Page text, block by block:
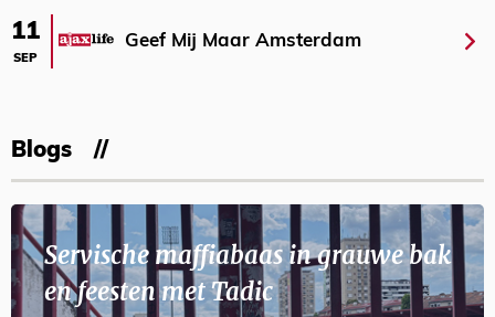
11
SEP
Geef Mij Maar Amsterdam
Blogs
Servische maffiabaas in grauwe bak
en feesten met Tadic